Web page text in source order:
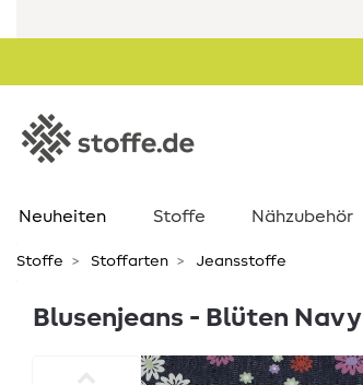
Neuheiten Stoffe Nähzubehör
Stoffe Stoffarten Jeansstoffe
Blusenjeans - Blüten Navy